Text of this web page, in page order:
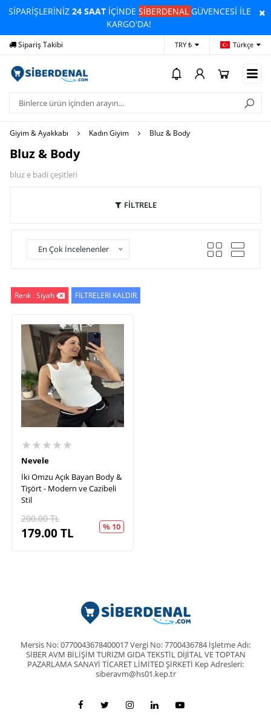
SİPARİŞLERİNİZ24 SAAT İÇİNDESİBERDENALGÜVENCESİ İLE
KARGO'DA!
Sipariş Takibi TRY ₺ Türkçe
Giyim & Ayakkabı Kadın Giyim Bluz & Body
Bluz & Body
bluz e badi çeşitleri
FİLTRELE
En Çok İncelenenler
Renk : Siyah FİLTRELERİ KALDIR
★★★★★
Nevele
İki Omzu Açık Bayan Body &
Tişört - Modern ve Cazibeli
Stil
200.00TL
179.00TL % 10
Mersis No: 0770043678400017 Vergi No: 7700436784 İşletme Adı:
SİBER AVM BİLİŞİM TURİZM GIDA TEKSTİL DİJİTAL VE TOPTAN
PAZARLAMA SANAYİ TİCARET LİMİTED ŞİRKETİ Kep Adresleri:
siberavm@hs01.kep.tr